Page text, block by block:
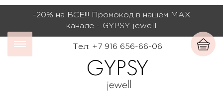
-20% на ВСЕ!!! Промокод в нашем МАХ
канале - GYPSY jewell
Тел: +7 916 656-66-06